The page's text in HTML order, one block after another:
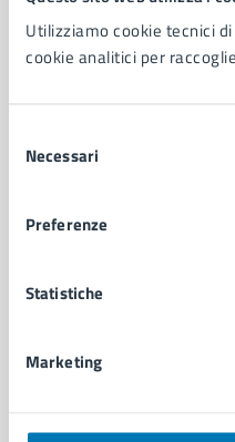
Utilizziamo cookie tecnici
cookie analitici per
delNecessari
Preferenze
Statistiche
Marketing
P. IVA: 01207650639
CF: 80014890638
LEI:
PEC:urp@pec.comune.napoli.it
Leggi le FAQ
Richiesta assistenza
Informativa privacy
Note legali